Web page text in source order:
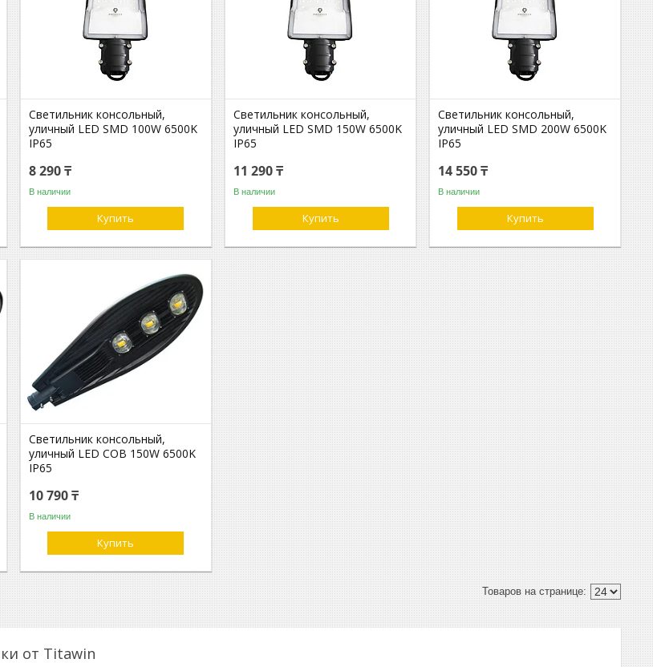
Светильник консольный,
уличный LED SMD 100W 6500K
IP65
8 290 ₸
В наличии
Купить
Светильник консольный,
уличный LED SMD 150W 6500K
IP65
11 290 ₸
В наличии
Купить
Светильник консольный,
уличный LED SMD 200W 6500K
IP65
14 550 ₸
В наличии
Купить
Светильник консольный,
уличный LED COB 150W 6500K
IP65
10 790 ₸
В наличии
Купить
от Titawin